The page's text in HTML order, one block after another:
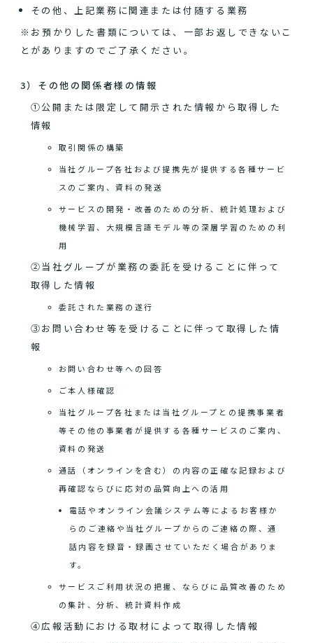
その他、上記業務に関連または付随する業務
※お預かりした書類については、一部お返しできないこ
とがありますのでご了承ください。
3）その他の関係者様の情報
①公開または限定して開示された情報から取得した
情報
取引関係の構築
当社グループ各社および提携先が提供する各種サービ
スのご案内、資料の発送
サービスの開発・改善のための分析、統計処理および
機械学習、大規模言語モデル等の深層学習のための利
用
②当社グループが業務の委託を受けることに伴って
取得した情報
委託された業務の遂行
③お問い合わせ等を受けることに伴って取得した情
報
お問い合わせ等への回答
ご本人様確認
当社グループ各社または当社グループとの提携事業者
等その他の事業者が提供する各種サービスのご案内、
資料の発送
通話（オンラインを含む）の内容の正確な記録および
再確認ならびに応対の品質向上への活用
電話やオンライン会議システム等によるお客様か
らのご連絡や当社グループからのご連絡の際、通
話内容を録音・録画させていただく場合がありま
す。
サービスご利用状況の把握、ならびに品質改善のため
の集計、分析、統計資料作成
④広報活動における取材によって取得した情報